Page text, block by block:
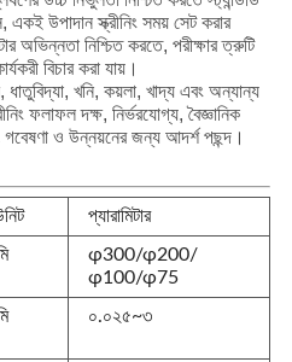
একই উপাদান স্ক্রীনিং সময় সেট করার
অভিন্নতা নিশ্চিত করতে, পরীক্ষার ত্রুটি
বিচার করা যায়।
ধাতুবিদ্যা, খনি, কয়লা, খাদ্য এবং অন্যান্য
ফলাফল দক্ষ, নির্ভরযোগ্য, বৈজ্ঞানিক
গবেষণা ও উন্নয়নের জন্য আদর্শ পছন্দ।
প্যারামিটার
φ300/φ200/
φ100/φ75
০.০২৫~৩